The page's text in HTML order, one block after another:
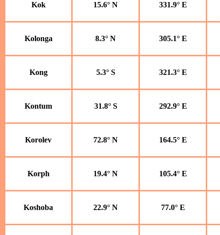
Kok 15.6° N 331.9° E
Kolonga 8.3° N 305.1° E
Kong 5.3° S 321.3° E
Kontum 31.8° S 292.9° E
Korolev 72.8° N 164.5° E
Korph 19.4° N 105.4° E
Koshoba 22.9° N 77.0° E